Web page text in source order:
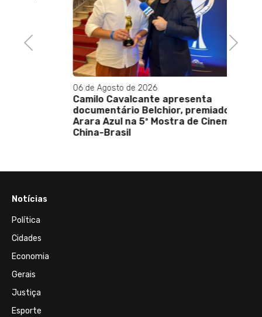
Previous
06 de Agosto de 2026
Camilo Cavalcante apresenta
documentário Belchior, premiado com
Arara Azul na 5ª Mostra de Cinema
China-Brasil
Next
Notícias
Política
Cidades
Economia
Gerais
Justiça
Esporte